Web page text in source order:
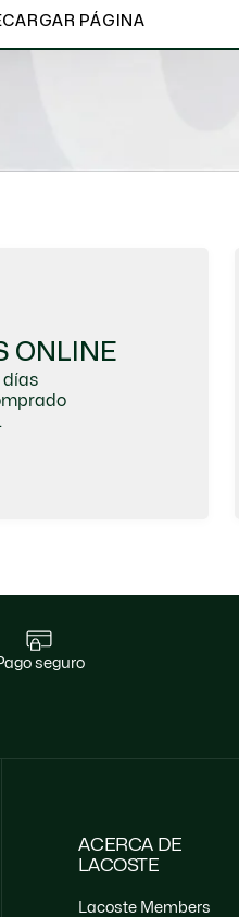
PÁGINA
ONLINE
días
pago seguro
ACERCA DE
LACOSTE
Lacoste Members